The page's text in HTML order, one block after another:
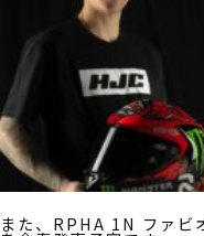
また、RPHA 1N ファビ